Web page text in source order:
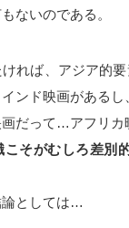
ないのである。
れば、アジア的
ンド映画があるし
だって…アフリカ
こそがむしろ差別
論としては…